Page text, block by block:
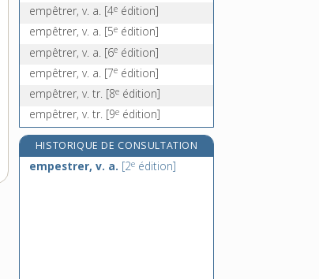
empêtrer, v. a. [4e édition]
empêtrer, v. a. [5e édition]
empêtrer, v. a. [6e édition]
empêtrer, v. a. [7e édition]
empêtrer, v. tr. [8e édition]
empêtrer, v. tr. [9e édition]
HISTORIQUE DE CONSULTATION
empestrer, v. a. [2e édition]